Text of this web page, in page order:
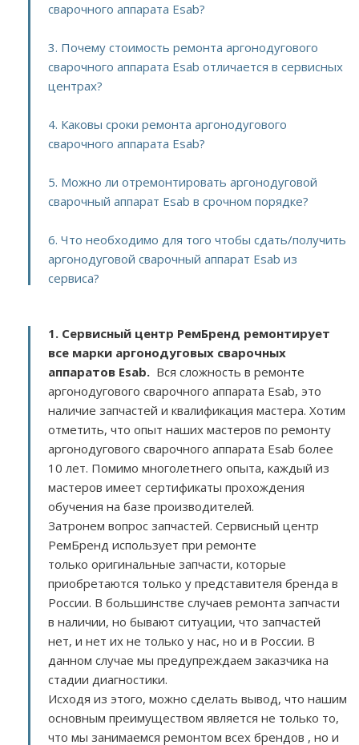
сварочного аппарата Esab?
3. Почему стоимость ремонта аргонодугового
сварочного аппарата Esab отличается в сервисных
центрах?
4. Каковы сроки ремонта аргонодугового
сварочного аппарата Esab?
5. Можно ли отремонтировать аргонодуговой
сварочный аппарат Esab в срочном порядке?
6. Что необходимо для того чтобы сдать/получить
аргонодуговой сварочный аппарат Esab из
сервиса?
1. Сервисный центр РемБренд ремонтирует
все марки аргонодуговых сварочных
аппаратов Esab. Вся сложность в ремонте
аргонодугового сварочного аппарата Esab, это
наличие запчастей и квалификация мастера. Хотим
отметить, что опыт наших мастеров по ремонту
аргонодугового сварочного аппарата Esab более
10 лет. Помимо многолетнего опыта, каждый из
мастеров имеет сертификаты прохождения
обучения на базе производителей.
Затронем вопрос запчастей. Сервисный центр
РемБренд использует при ремонте
только оригинальные запчасти, которые
приобретаются только у представителя бренда в
России. В большинстве случаев ремонта запчасти
в наличии, но бывают ситуации, что запчастей
нет, и нет их не только у нас, но и в России. В
данном случае мы предупреждаем заказчика на
стадии диагностики.
Исходя из этого, можно сделать вывод, что нашим
основным преимуществом является не только то,
что мы занимаемся ремонтом всех брендов , но и